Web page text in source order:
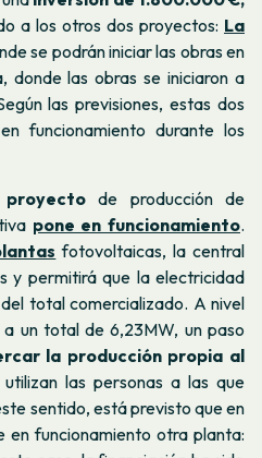
a los otros dos proyectos: La
se podrán iniciar las obras en
donde las obras se iniciaron a
las previsiones, estas dos
funcionamiento durante los
proyectode producción de
pone en funcionamiento.
fotovoltaicas, la central
y permitirá que la electricidad
total comercializado. A nivel
un total de 6,23MW, un paso
la producción propia al
utilizan las personas a las que
sentido, está previsto que en
en funcionamiento otra planta: